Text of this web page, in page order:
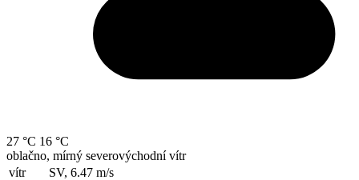
27 °C 16 °C
oblačno, mírný severovýchodní vítr
vítr
SV, 6.47 m/s